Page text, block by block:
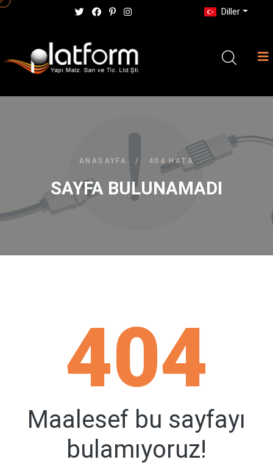
Diller
ANASAYFA / 404 HATA
SAYFA BULUNAMADI
404
Maalesef bu sayfayı
bulamıyoruz!